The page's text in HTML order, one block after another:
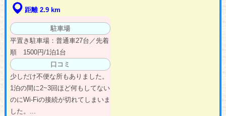
距離 2.9 km
駐車場
平置き駐車場：普通車27台／先着
順 1500円/1泊1台
口コミ
少しだけ不便な所もありました。
1泊の間に2~3回ほど何もしてない
のにWi-Fiの接続が切れてしまいま
した。...